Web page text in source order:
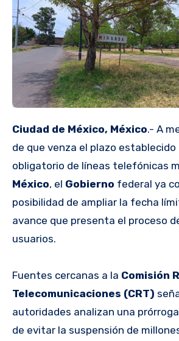
Ciudad de México, México.- A
de que venza el plazo
obligatorio de líneas telefónicas
México, el Gobierno federal ya
posibilidad de ampliar la fecha
avance que presenta el proceso
usuarios.
Fuentes cercanas a la Comisión
Telecomunicaciones (CRT)
autoridades analizan una
de evitar la suspensión de